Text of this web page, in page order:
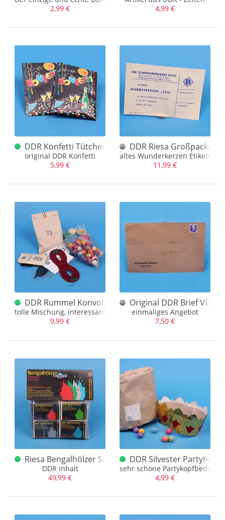
2,99 €
4,99 €
DDR Konfetti Tütchen
original DDR Konfetti
5,99 €
DDR Riesa
altes Wunderkerzen Etikett
11,99 €
DDR Rummel Konvolut
tolle Mischung, interessant auch die Tüte mit Losen vom
9,99 €
Original DDR Brief VEB
einmaliges Angebot
7,50 €
Riesa Bengalhölzer Sortiment 4er 1991
DDR Inhalt
49,99 €
DDR Silvester Partyhut
sehr schöne
4,99 €